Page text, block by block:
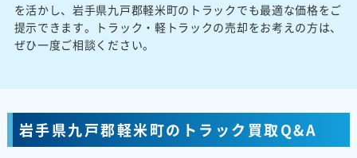
を活かし、岩手県九戸郡軽米町のトラックでも最適な価格をご
提示できます。トラック・軽トラックの売却をお考えの方は、
ぜひ一度ご相談ください。
岩手県九戸郡軽米町のトラック買取Q&A